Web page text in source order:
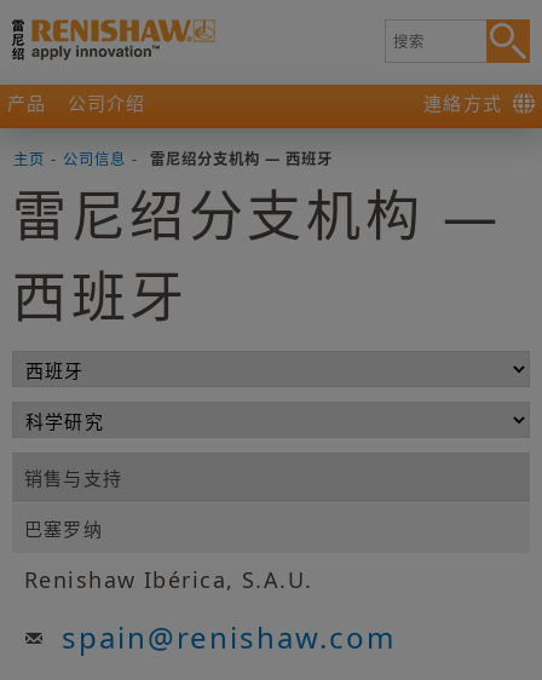
产品 公司介绍 連絡方式
主页 - 公司信息 - 雷尼绍分支机构 — 西班牙
雷尼绍分支机构 —
西班牙
销售与支持
巴塞罗纳
Renishaw Ibérica, S.A.U.
spain@renishaw.com